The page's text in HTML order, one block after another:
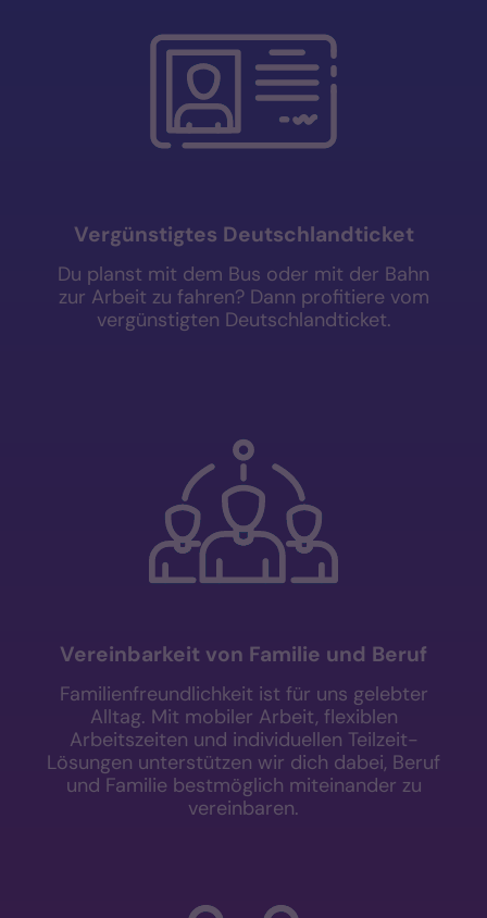
Vergünstigtes Deutschlandticket
Du planst mit dem Bus oder mit der Bahn
zur Arbeit zu fahren? Dann profitiere vom
vergünstigten Deutschlandticket.
Vereinbarkeit von Familie und Beruf
Familienfreundlichkeit ist für uns gelebter
Alltag. Mit mobiler Arbeit, flexiblen
Arbeitszeiten und individuellen Teilzeit-
Lösungen unterstützen wir dich dabei, Beruf
und Familie bestmöglich miteinander zu
vereinbaren.